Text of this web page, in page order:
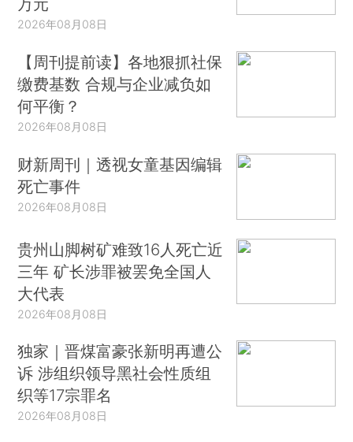
2026年08月08日
【周刊提前读】各地狠抓社保
缴费基数 合规与企业减负如
何平衡？
2026年08月08日
财新周刊｜透视女童基因编辑
死亡事件
2026年08月08日
贵州山脚树矿难致16人死亡近
三年 矿长涉罪被罢免全国人
大代表
2026年08月08日
独家｜晋煤富豪张新明再遭公
诉 涉组织领导黑社会性质组
织等17宗罪名
2026年08月08日